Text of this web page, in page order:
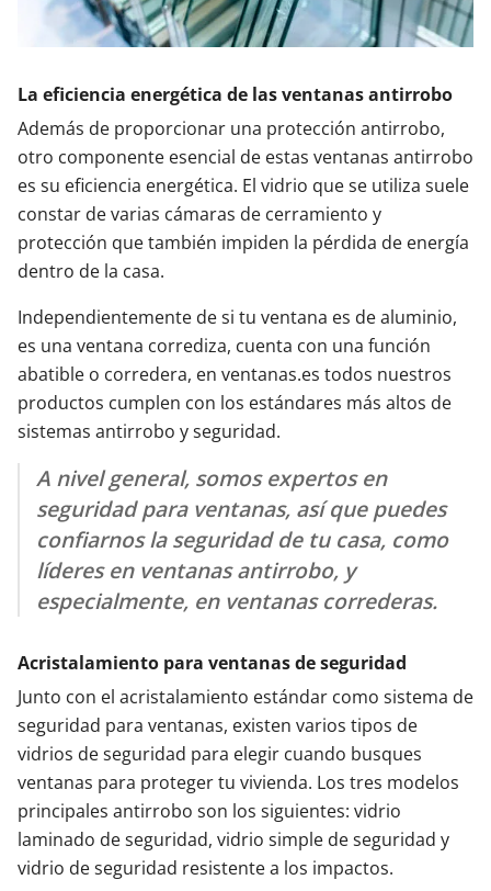
La eficiencia energética de las ventanas antirrobo
Además de proporcionar una protección antirrobo,
otro componente esencial de estas ventanas antirrobo
es su eficiencia energética. El vidrio que se utiliza suele
constar de varias cámaras de cerramiento y
protección que también impiden la pérdida de energía
dentro de la casa.
Independientemente de si tu ventana es de aluminio,
es una ventana corrediza, cuenta con una función
abatible o corredera, en ventanas.es todos nuestros
productos cumplen con los estándares más altos de
sistemas antirrobo y seguridad.
A nivel general, somos expertos en
seguridad para ventanas, así que puedes
confiarnos la seguridad de tu casa, como
líderes en ventanas antirrobo, y
especialmente, en ventanas correderas.
Acristalamiento para ventanas de seguridad
Junto con el acristalamiento estándar como sistema de
seguridad para ventanas, existen varios tipos de
vidrios de seguridad para elegir cuando busques
ventanas para proteger tu vivienda. Los tres modelos
principales antirrobo son los siguientes: vidrio
laminado de seguridad, vidrio simple de seguridad y
vidrio de seguridad resistente a los impactos.